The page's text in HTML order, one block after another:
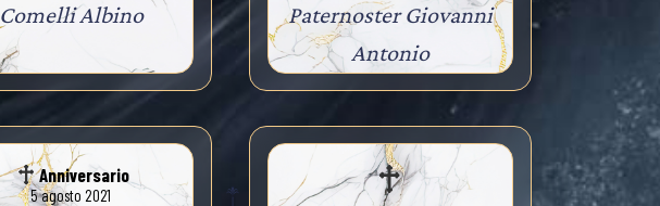
Comelli Albino
Paternoster Giovanni
Antonio
96 anni
Anniversario
5 agosto 2021